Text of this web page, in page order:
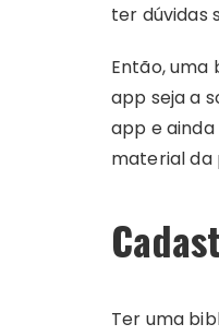
ter dúvidas
Então,
app seja a
app e
material da
Ter uma